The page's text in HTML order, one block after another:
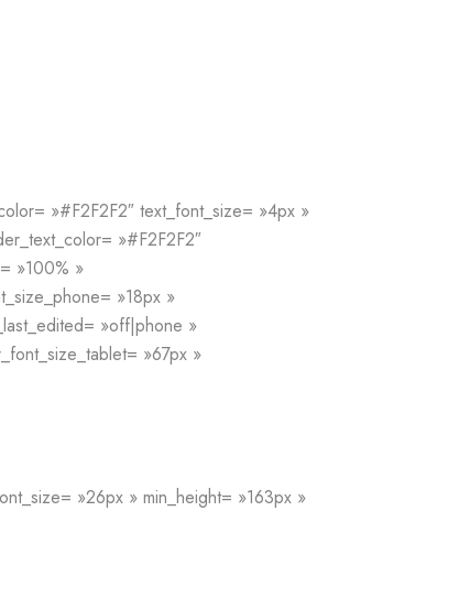
»#F2F2F2″ text_font_size= »4px »
»#F2F2F2″
»100% »
»18px »
»off|phone »
»67px »
»26px » min_height= »163px »